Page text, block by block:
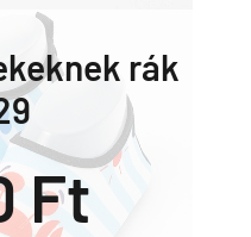
rák
Ft